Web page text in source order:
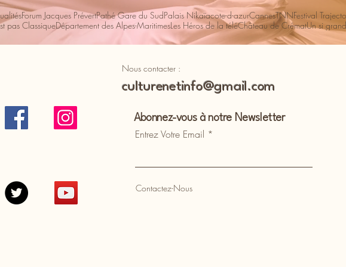
Forum Jacques PrévertPathé Gare du SudPalais Nikaïacote-d-azurCannesTNNFestival
pas ClassiqueDépartement des Alpes-MaritimesLes Héros de la téléChâteau de CrématUn si
Nous contacter :
culturenetinfo@gmail.com
Abonnez-vous à notre Newsletter
Entrez Votre Email
Contactez-Nous